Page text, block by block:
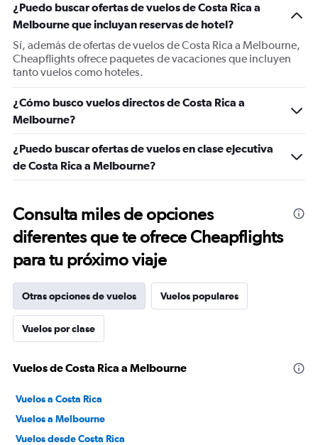
¿Puedo buscar ofertas de vuelos de Costa Rica a
Melbourne que incluyan reservas de hotel?
Sí, además de ofertas de vuelos de Costa Rica a Melbourne,
Cheapflights ofrece paquetes de vacaciones que incluyen
tanto vuelos como hoteles.
¿Cómo busco vuelos directos de Costa Rica a
Melbourne?
¿Puedo buscar ofertas de vuelos en clase ejecutiva
de Costa Rica a Melbourne?
Consulta miles de opciones
diferentes que te ofrece Cheapflights
para tu próximo viaje
Otras opciones de vuelos Vuelos populares
Vuelos por clase
Vuelos de Costa Rica a Melbourne
Vuelos a Costa Rica
Vuelos a Melbourne
Vuelos desde Costa Rica